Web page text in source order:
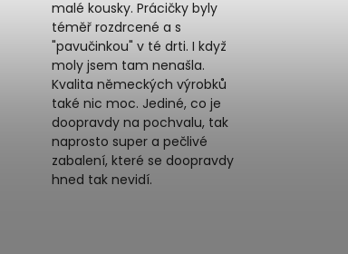
malé kousky. Prácičky byly
téměř rozdrcené a s
"pavučinkou" v té drti. I když
moly jsem tam nenašla.
Kvalita německých výrobků
také nic moc. Jediné, co je
doopravdy na pochvalu, tak
naprosto super a pečlivé
zabalení, které se doopravdy
hned tak nevidí.